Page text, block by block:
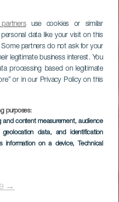
use cookies or similar
data like your visit on this
partners do not ask for your
legitimate business interest. You
processing based on legitimate
or in our Privacy Policy on this
purposes:
and content measurement, audience
data, and identification
information on a device, Technical
→